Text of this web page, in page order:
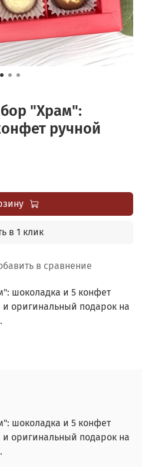
"Храм":
ручной
в сравнение
в 1 клик
шоколадка и 5 конфет
оригинальный подарок на
шоколадка и 5 конфет
оригинальный подарок на